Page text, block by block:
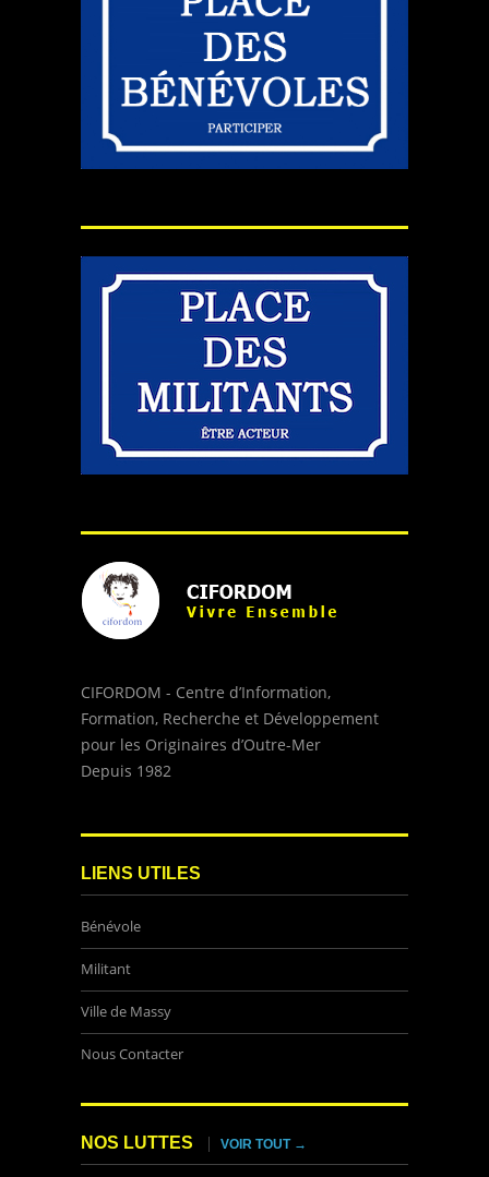
CIFORDOM - Centre d’Information,
Formation, Recherche et Développement
pour les Originaires d’Outre-Mer
Depuis 1982
LIENS UTILES
Bénévole
Militant
Ville de Massy
Nous Contacter
NOS LUTTES VOIR TOUT →